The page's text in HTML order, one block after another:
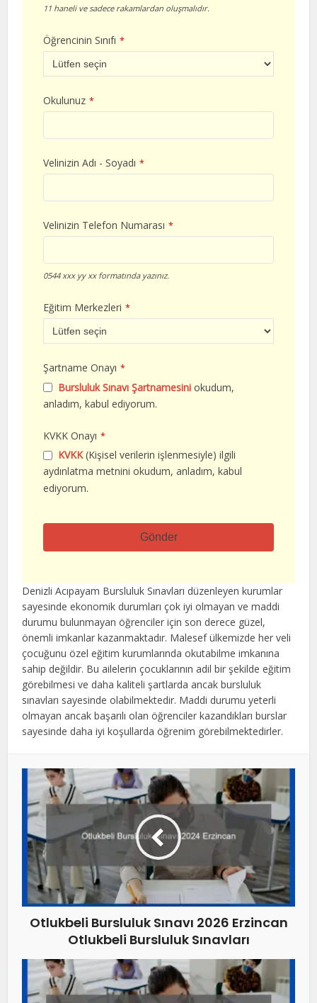
11 haneli ve sadece rakamlardan oluşmalıdır.
Öğrencinin Sınıfı *
Okulunuz *
Velinizin Adı - Soyadı *
Velinizin Telefon Numarası *
0544 xxx yy xx formatında yazınız.
Eğitim Merkezleri *
Şartname Onayı *
Bursluluk Sınavı Şartnamesini okudum,
anladım, kabul ediyorum.
KVKK Onayı *
KVKK(Kişisel verilerin işlenmesiyle) ilgili
aydınlatma metnini okudum, anladım, kabul
ediyorum.
Gönder
alan
boş
bırakılmalıdır
Denizli Acıpayam Bursluluk Sınavları düzenleyen kurumlar
sayesinde ekonomik durumları çok iyi olmayan ve maddi
durumu bulunmayan öğrenciler için son derece güzel,
önemli imkanlar kazanmaktadır. Malesef ülkemizde her veli
çocuğunu özel eğitim kurumlarında okutabilme imkanına
sahip değildir. Bu ailelerin çocuklarının adil bir şekilde eğitim
görebilmesi ve daha kaliteli şartlarda ancak bursluluk
sınavları sayesinde olabilmektedir. Maddi durumu yeterli
olmayan ancak başarılı olan öğrenciler kazandıkları burslar
sayesinde daha iyi koşullarda öğrenim görebilmektedirler.
Otlukbeli Bursluluk Sınavı 2026 Erzincan
Otlukbeli Bursluluk Sınavları